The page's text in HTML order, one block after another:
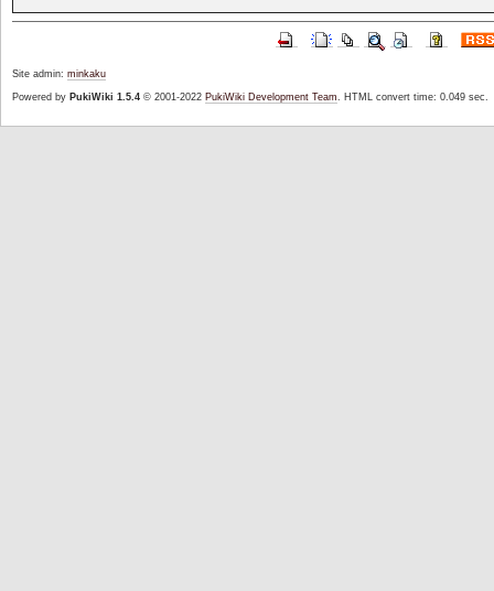
Site admin: minkaku
Powered by PukiWiki 1.5.4© 2001-2022 PukiWiki Development Team. HTML convert time: 0.049 sec.